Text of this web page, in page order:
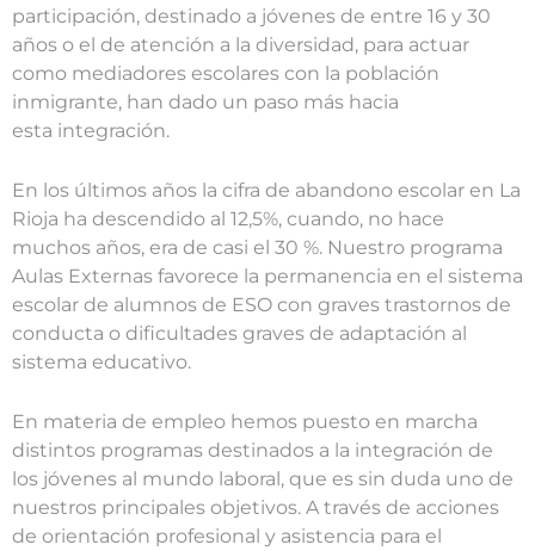
participación, destinado a jóvenes de entre 16 y 30
años o el de atención a la diversidad, para actuar
como mediadores escolares con la población
inmigrante, han dado un paso más hacia
esta integración.
En los últimos años la cifra de abandono escolar en La
Rioja ha descendido al 12,5%, cuando, no hace
muchos años, era de casi el 30 %. Nuestro programa
Aulas Externas favorece la permanencia en el sistema
escolar de alumnos de ESO con graves trastornos de
conducta o dificultades graves de adaptación al
sistema educativo.
En materia de empleo hemos puesto en marcha
distintos programas destinados a la integración de
los jóvenes al mundo laboral, que es sin duda uno de
nuestros principales objetivos. A través de acciones
de orientación profesional y asistencia para el